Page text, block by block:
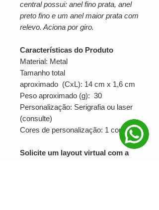
central possui: anel fino prata, anel
preto fino e um anel maior prata com
relevo. Aciona por giro.
Características do Produto
Material: Metal
Tamanho total
aproximado (CxL): 14 cm x 1,6 cm
Peso aproximado (g): 30
Personalização: Serigrafia ou laser
(consulte)
Cores de personalização: 1 cor
Solicite um layout virtual com a